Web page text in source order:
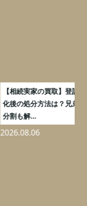
実家の買取】登記義務
処分方法は？兄弟での
解...